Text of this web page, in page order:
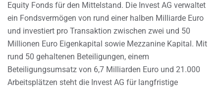
Equity Fonds für den Mittelstand. Die Invest AG verwaltet
ein Fondsvermögen von rund einer halben Milliarde Euro
und investiert pro Transaktion zwischen zwei und 50
Millionen Euro Eigenkapital sowie Mezzanine Kapital. Mit
rund 50 gehaltenen Beteiligungen, einem
Beteiligungsumsatz von 6,7 Milliarden Euro und 21.000
Arbeitsplätzen steht die Invest AG für langfristige